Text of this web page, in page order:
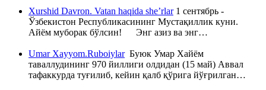
Xurshid Davron. Vatan haqida she’rlar1 сентябрь -
Ўзбекистон Республикасининг Мустақиллик куни.
Айём муборак бўлсин! Энг азиз ва энг…
Umar Xayyom.RuboiylarБуюк Умар Хайём
таваллудининг 970 йиллиги олдидан (15 май) Аввал
тафаккурда туғилиб, кейин қалб қўрига йўғрилган…